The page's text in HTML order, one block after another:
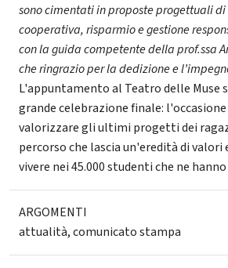
sono cimentati in proposte progettuali
cooperativa, risparmio e gestione
con la guida competente della prof.ssa
che ringrazio per la dedizione e
L'appuntamento al Teatro delle Muse
grande celebrazione finale:
valorizzare gli ultimi progetti dei
percorso che lascia un'eredità di valori
vivere nei 45.000 studenti che ne
ARGOMENTI
attualità,comunicato stampa